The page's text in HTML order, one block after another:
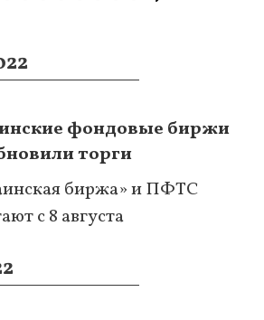
фондовые биржи
торги
биржа» и ПФТС
с 8 августа